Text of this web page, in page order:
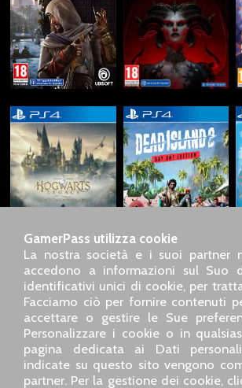
GamerPass utilizza cookie
La nostra società e i suoi partner
accedono a informazioni sul Suo
identificativi unici di cookie, per
Facciamo ciò per fornire contenuti
accettare o gestire le Sue
Personalizzare i cookie o in
pagina dedicata ai Dati
indicate su questo sito vengono
partner. Per la gestione dei cookie,
SARL GDN GamerPass, Servizio clienti
09 18 80
Il nostro indirizzo : 5 chemin de Daru
Isère (France)
Il nostro indirizzo e-mail :